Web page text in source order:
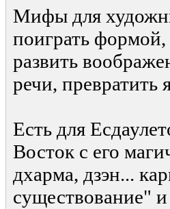
Мифы для
поиграть
развить
речи, превратить
Есть для
Восток с его
дхарма, дзэн...
существование"